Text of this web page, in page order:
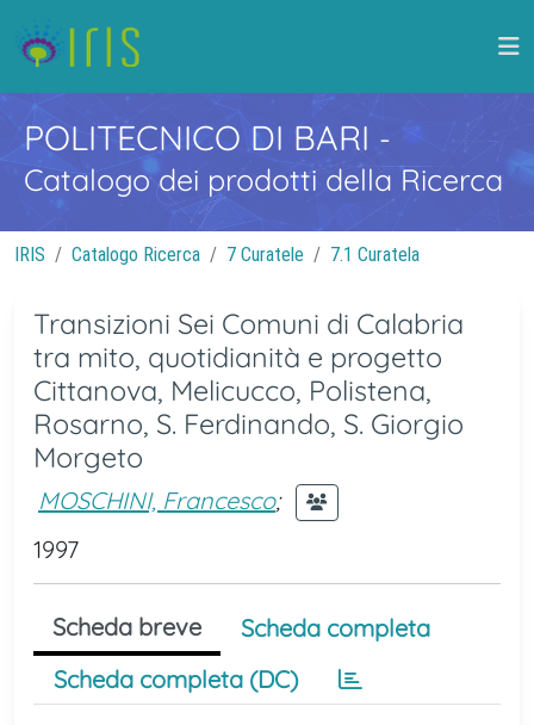
POLITECNICO DI BARI -
Catalogo dei prodotti della Ricerca
IRIS Catalogo Ricerca 7 Curatele 7.1 Curatela
Transizioni Sei Comuni di Calabria
tra mito, quotidianità e progetto
Cittanova, Melicucco, Polistena,
Rosarno, S. Ferdinando, S. Giorgio
Morgeto
MOSCHINI, Francesco;
1997
Scheda breve
Scheda completa
Scheda completa (DC)